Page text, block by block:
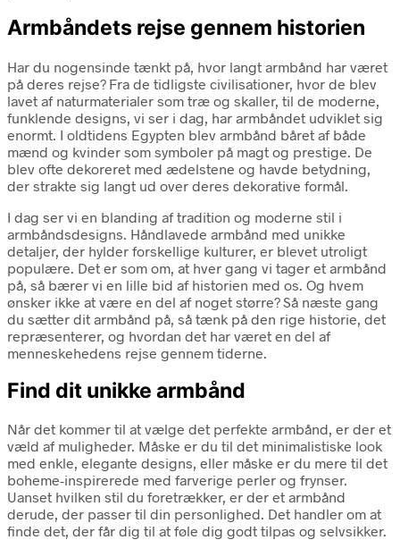
Armbåndets rejse gennem historien
Har du nogensinde tænkt på, hvor langt armbånd har været
på deres rejse? Fra de tidligste civilisationer, hvor de blev
lavet af naturmaterialer som træ og skaller, til de moderne,
funklende designs, vi ser i dag, har armbåndet udviklet sig
enormt. I oldtidens Egypten blev armbånd båret af både
mænd og kvinder som symboler på magt og prestige. De
blev ofte dekoreret med ædelstene og havde betydning,
der strakte sig langt ud over deres dekorative formål.
I dag ser vi en blanding af tradition og moderne stil i
armbåndsdesigns. Håndlavede armbånd med unikke
detaljer, der hylder forskellige kulturer, er blevet utroligt
populære. Det er som om, at hver gang vi tager et armbånd
på, så bærer vi en lille bid af historien med os. Og hvem
ønsker ikke at være en del af noget større? Så næste gang
du sætter dit armbånd på, så tænk på den rige historie, det
repræsenterer, og hvordan det har været en del af
menneskehedens rejse gennem tiderne.
Find dit unikke armbånd
Når det kommer til at vælge det perfekte armbånd, er der et
væld af muligheder. Måske er du til det minimalistiske look
med enkle, elegante designs, eller måske er du mere til det
boheme-inspirerede med farverige perler og frynser.
Uanset hvilken stil du foretrækker, er der et armbånd
derude, der passer til din personlighed. Det handler om at
finde det, der får dig til at føle dig godt tilpas og selvsikker.